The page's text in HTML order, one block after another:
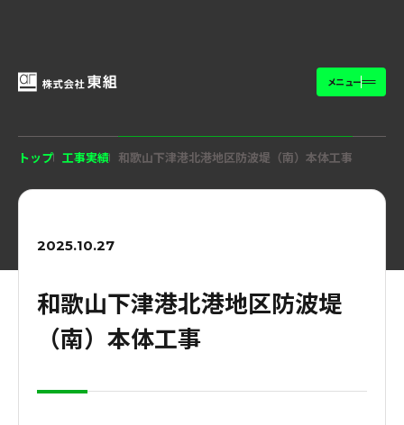
メニュー
トップ 工事実績 和歌山下津港北港地区防波堤（南）本体工事
2025.10.27
和歌山下津港北港地区防波堤
（南）本体工事